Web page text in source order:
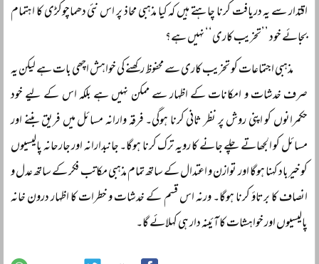
اقتدار سے یہ دریافت کرنا چاہتے ہیں کہ کیا مذہبی محاذ پر اس نئی دھماچوکڑی کا اہتمام
بجائے خود ’’تخریب کاری‘‘ نہیں ہے؟
مذہبی اجتماعات کو تخریب کاری سے محفوظ رکھنے کی خواہش اچھی بات ہے لیکن یہ
صرف خدشات و امکانات کے اظہار سے ممکن نہیں ہے بلکہ اس کے لیے خود
حکمرانوں کو اپنی روش پر نظر ثانی کرنا ہوگی۔ فرقہ وارانہ مسائل میں فریق بننے اور
مسائل کو الجھاتے چلے جانے کا رویہ ترک کرنا ہوگا۔ جانبدارانہ اور جارحانہ پالیسیوں
کو خیرباد کہنا ہوگا اور توازن و اعتدال کے ساتھ تمام مذہبی مکاتب فکر کے ساتھ عدل و
انصاف کا برتاؤ کرنا ہوگا۔ ورنہ اس قسم کے خدشات و خطرات کا اظہار درون خانہ
پالیسیوں اور خواہشات کا آئینہ دار ہی کہلائے گا۔